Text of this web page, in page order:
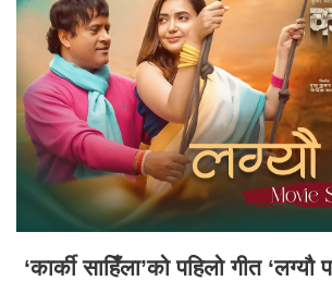
‘कार्की साहिँला’को पहिलो गीत ‘लग्यौ